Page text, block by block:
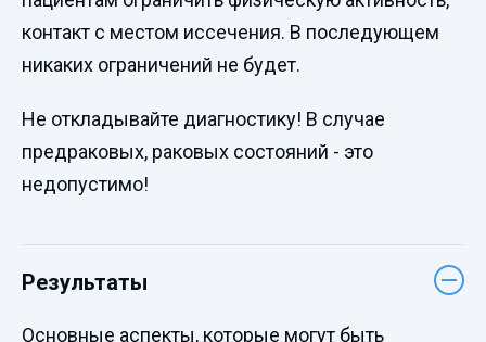
контакт с местом иссечения. В последующем
никаких ограничений не будет.
Не откладывайте диагностику! В случае
предраковых, раковых состояний - это
недопустимо!
Результаты
Основные аспекты, которые могут быть